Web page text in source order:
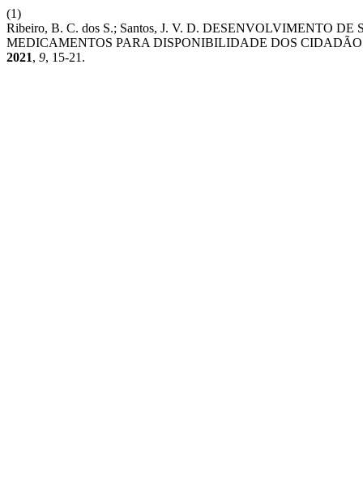
(1)
Ribeiro, B. C. dos S.; Santos, J. V. D. DESENVOLVIMENTO
MEDICAMENTOS PARA DISPONIBILIDADE DOS
2021, 9, 15-21.